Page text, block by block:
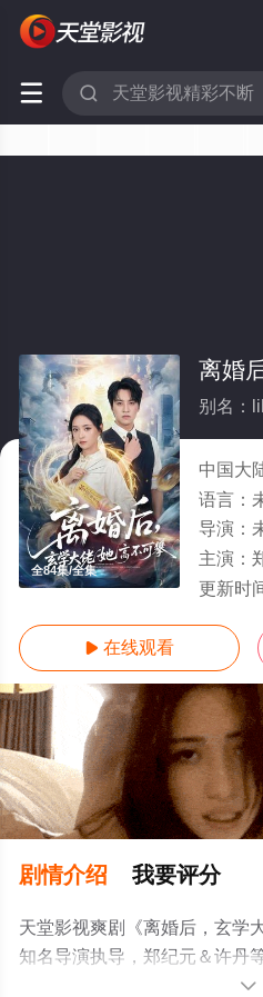
 
全84集/全集
中国大
语言：
导演：
主演：
更新时
 在线观看
剧情介绍 我要评分
天堂影视爽剧《离婚后，玄学
知名导演执导，郑纪元＆许丹
大陆电视剧，大结局剧情已揭